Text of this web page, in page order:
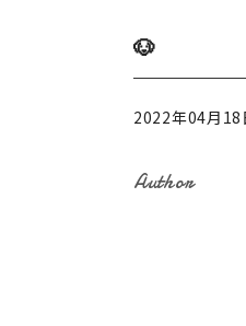
🐶
2022年04月
Author